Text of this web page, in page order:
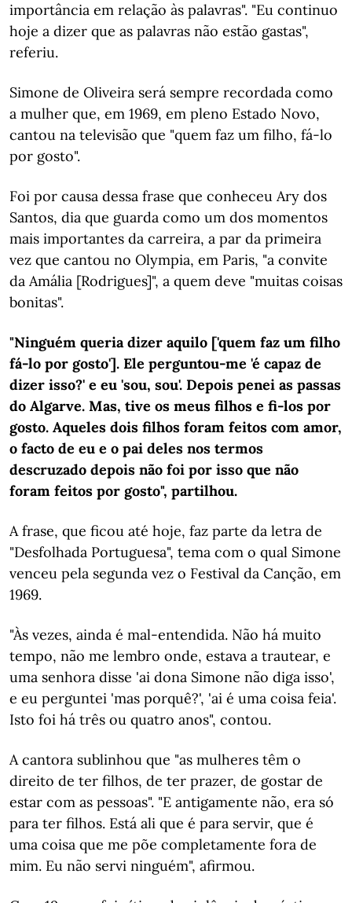
importância em relação às palavras". "Eu continuo
hoje a dizer que as palavras não estão gastas",
referiu.
Simone de Oliveira será sempre recordada como
a mulher que, em 1969, em pleno Estado Novo,
cantou na televisão que "quem faz um filho, fá-lo
por gosto".
Foi por causa dessa frase que conheceu Ary dos
Santos, dia que guarda como um dos momentos
mais importantes da carreira, a par da primeira
vez que cantou no Olympia, em Paris, "a convite
da Amália [Rodrigues]", a quem deve "muitas coisas
bonitas".
"Ninguém queria dizer aquilo ['quem faz um filho
fá-lo por gosto']. Ele perguntou-me 'é capaz de
dizer isso?' e eu 'sou, sou'. Depois penei as passas
do Algarve. Mas, tive os meus filhos e fi-los por
gosto. Aqueles dois filhos foram feitos com amor,
o facto de eu e o pai deles nos termos
descruzado depois não foi por isso que não
foram feitos por gosto", partilhou.
A frase, que ficou até hoje, faz parte da letra de
"Desfolhada Portuguesa", tema com o qual Simone
venceu pela segunda vez o Festival da Canção, em
1969.
"Às vezes, ainda é mal-entendida. Não há muito
tempo, não me lembro onde, estava a trautear, e
uma senhora disse 'ai dona Simone não diga isso',
e eu perguntei 'mas porquê?', 'ai é uma coisa feia'.
Isto foi há três ou quatro anos", contou.
A cantora sublinhou que "as mulheres têm o
direito de ter filhos, de ter prazer, de gostar de
estar com as pessoas". "E antigamente não, era só
para ter filhos. Está ali que é para servir, que é
uma coisa que me põe completamente fora de
mim. Eu não servi ninguém", afirmou.